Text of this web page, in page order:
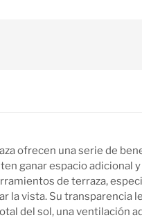
ofrecen una serie de
ganar espacio adicional
de terraza,
la vista. Su transparencia
del sol, una ventilación